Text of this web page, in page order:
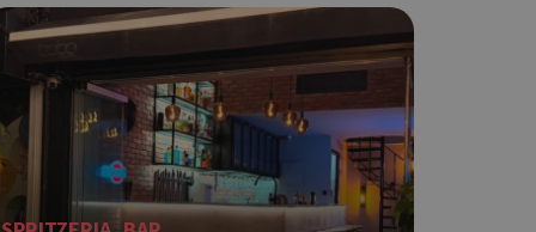
δηλαδή να
στον χρήστη
είναι το
push down
την
που
για ένα